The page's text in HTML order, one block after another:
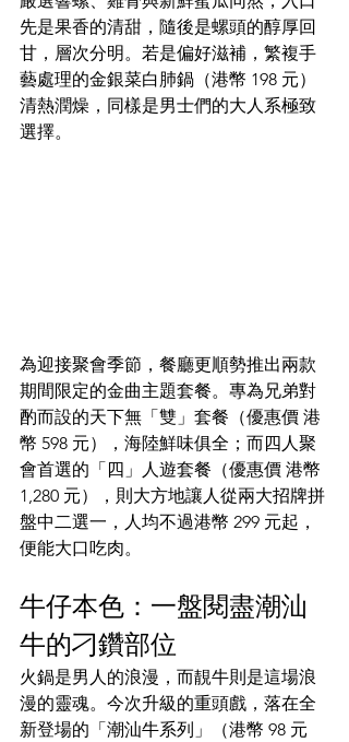
先是果香的清甜，隨後是螺頭的醇厚回
甘，層次分明。若是偏好滋補，繁複手
藝處理的金銀菜白肺鍋（港幣 198 元）
清熱潤燥，同樣是男士們的大人系極致
選擇。
為迎接聚會季節，餐廳更順勢推出兩款
期間限定的金曲主題套餐。專為兄弟對
酌而設的天下無「雙」套餐（優惠價 港
幣 598 元），海陸鮮味俱全；而四人聚
會首選的「四」人遊套餐（優惠價 港幣
1,280 元），則大方地讓人從兩大招牌拼
盤中二選一，人均不過港幣 299 元起，
便能大口吃肉。
牛仔本色：一盤閱盡潮汕
牛的刁鑽部位
火鍋是男人的浪漫，而靚牛則是這場浪
漫的靈魂。今次升級的重頭戲，落在全
新登場的「潮汕牛系列」（港幣 98 元